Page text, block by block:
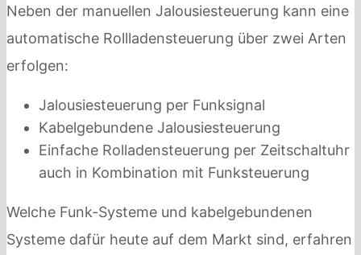
Neben der manuellen Jalousiesteuerung kann eine
automatische Rollladensteuerung über zwei Arten
erfolgen:
Jalousiesteuerung per Funksignal
Kabelgebundene Jalousiesteuerung
Einfache Rolladensteuerung per Zeitschaltuhr
auch in Kombination mit Funksteuerung
Welche Funk-Systeme und kabelgebundenen
Systeme dafür heute auf dem Markt sind, erfahren